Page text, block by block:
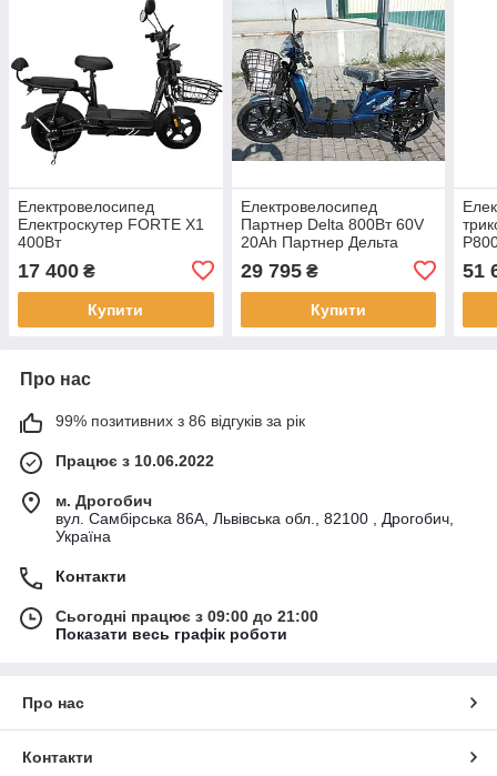
Електровелосипед
Електроскутер FORTE X1
400Вт
17 400 ₴
Купити
Електровелосипед
Партнер Delta 800Вт 60V
20Ah Партнер Дельта
29 795₴
Купити
51
Про нас
99% позитивних з 86 відгуків за рік
Працює з 10.06.2022
м. Дрогобич
вул. Самбірська 86А, Львівська обл., 82100 , Дрогобич,
Україна
Контакти
Сьогодні працює з 09:00 до 21:00
Показати весь графік роботи
Про нас
Контакти